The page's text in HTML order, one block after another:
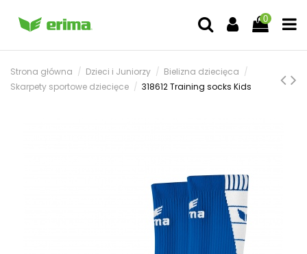
0
Strona główna Dzieci i Juniorzy
Bielizna dziecięca
Skarpety sportowe dziecięce
318612 Training socks Kids